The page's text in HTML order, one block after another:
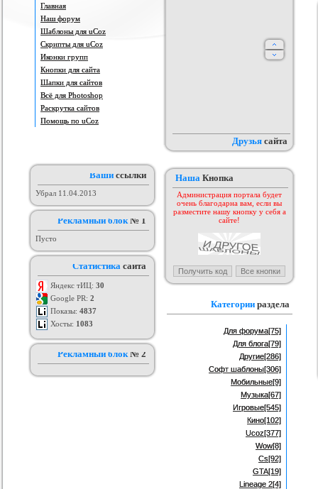
музыкальной
на движке
Шаблон для Ucoz : Irene
GamingOff
РИП шаблона сайта TFiles для
ucoz
Категория :Игровые
Категория :Игровые
Главная
Наш форум
Шаблоны для uCoz
Скрипты для uCoz
Иконки групп
Кнопки для сайта
Шапки для сайтов
Всё для Photoshop
Раскрутка сайтов
Помощь по uCoz
Ваши ссылки
Убрал 11.04.2013
Рекламный блок№ 1
Пусто
Статистика сайта
Яндекс тИЦ: 30
Google PR: 2
Показы: 4837
Хосты: 1083
Рекламный блок№ 2
Друзья сайта
Наша Кнопка
Администрация портала будет
очень благодарна вам, если вы
разместите нашу кнопку у себя а
сайте!
Категории раздела
Для форума[75]
Для блога[79]
Другие[286]
Софт шаблоны[306]
Мобильные[9]
Музыка[67]
Игровые[545]
Кино[102]
Ucoz[377]
Wow[8]
Cs[92]
GTA[19]
Lineage 2[4]